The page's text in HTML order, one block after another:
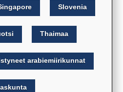
Slovenia
Thaimaa
arabiemiirikunnat